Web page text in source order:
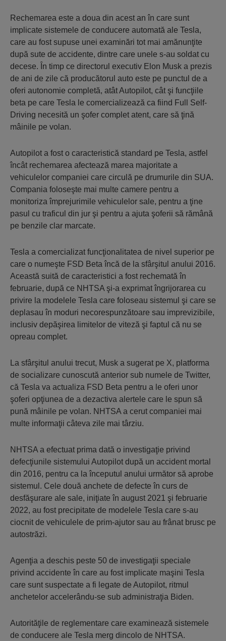
Rechemarea este a doua din acest an în care sunt
implicate sistemele de conducere automată ale Tesla,
care au fost supuse unei examinări tot mai amănunţite
după sute de accidente, dintre care unele s-au soldat cu
decese. În timp ce directorul executiv Elon Musk a prezis
de ani de zile că producătorul auto este pe punctul de a
oferi autonomie completă, atât Autopilot, cât şi funcţiile
beta pe care Tesla le comercializează ca fiind Full Self-
Driving necesită un şofer complet atent, care să ţină
mâinile pe volan.
Autopilot a fost o caracteristică standard pe Tesla, astfel
încât rechemarea afectează marea majoritate a
vehiculelor companiei care circulă pe drumurile din SUA.
Compania foloseşte mai multe camere pentru a
monitoriza împrejurimile vehiculelor sale, pentru a ţine
pasul cu traficul din jur şi pentru a ajuta şoferii să rămână
pe benzile clar marcate.
Tesla a comercializat funcţionalitatea de nivel superior pe
care o numeşte FSD Beta încă de la sfârşitul anului 2016.
Această suită de caracteristici a fost rechemată în
februarie, după ce NHTSA şi-a exprimat îngrijorarea cu
privire la modelele Tesla care foloseau sistemul şi care se
deplasau în moduri necorespunzătoare sau imprevizibile,
inclusiv depăşirea limitelor de viteză şi faptul că nu se
opreau complet.
La sfârşitul anului trecut, Musk a sugerat pe X, platforma
de socializare cunoscută anterior sub numele de Twitter,
că Tesla va actualiza FSD Beta pentru a le oferi unor
şoferi opţiunea de a dezactiva alertele care le spun să
pună mâinile pe volan. NHTSA a cerut companiei mai
multe informaţii câteva zile mai târziu.
NHTSA a efectuat prima dată o investigaţie privind
defecţiunile sistemului Autopilot după un accident mortal
din 2016, pentru ca la începutul anului următor să aprobe
sistemul. Cele două anchete de defecte în curs de
desfăşurare ale sale, iniţiate în august 2021 şi februarie
2022, au fost precipitate de modelele Tesla care s-au
ciocnit de vehiculele de prim-ajutor sau au frânat brusc pe
autostrăzi.
Agenţia a deschis peste 50 de investigaţii speciale
privind accidente în care au fost implicate maşini Tesla
care sunt suspectate a fi legate de Autopilot, ritmul
anchetelor accelerându-se sub administraţia Biden.
Autorităţile de reglementare care examinează sistemele
de conducere ale Tesla merg dincolo de NHTSA.